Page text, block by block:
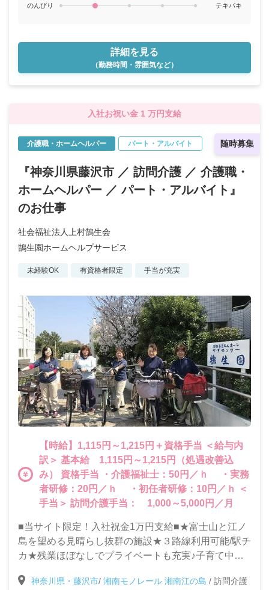
のんびり
テキパキ
詳細を見る
（勤務時間・雰囲気など）
入社お祝い金 1 万円支給
随時募集
介護職・ホームヘルパー パート・アルバイト
『神奈川県藤沢市 ／ 訪問介護 ／ 介護職・
ホームヘルパー ／ パート・アルバイト』
のお仕事
社会福祉法人上村鵠生会
鵠生園ホームヘルプサービス
未経験OK 有資格者限定 手当が充実
【時給】1,115円～1,215円＋資格手当 ＜給与内
訳＞ 基本給 1,115円～1,215円（処遇改善込
み） 資格手当 ・介護福祉士：50円／ｈ ・実務
者研修：20円／ｈ ・初任者研修：10円／ｈ ＜
手当＞ 訪問介護手当： 1,000～5,000円／月
■当サイト限定！入社祝金1万円支給■★富士山と江ノ
島を望める見晴らし抜群の施設★３路線利用可能/駅チ
カ★残業ほぼなしでプライベートも充実♪子育て中の
可能][バイク・自転車通勤可]
神奈川県・藤沢市/ 湘南モノレール 湘南江の島 / 訪問介護